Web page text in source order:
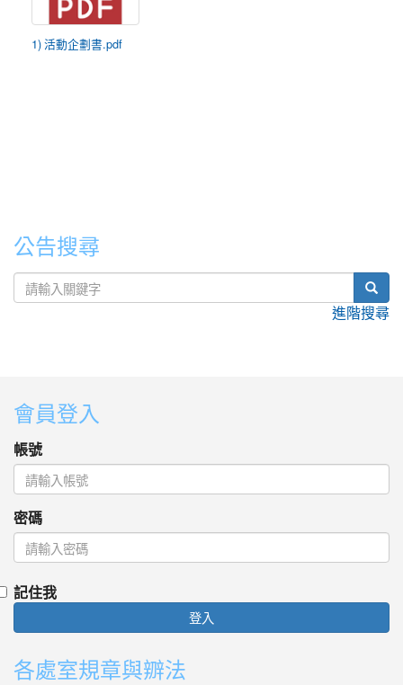
1) 活動企劃書.pdf
公告搜尋
進階搜尋
會員登入
帳號
密碼
記住我
登入
各處室規章與辧法